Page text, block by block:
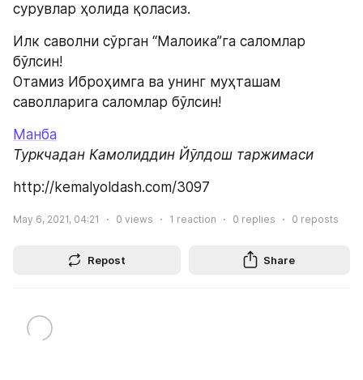
сурувлар ҳолида қоласиз.
Илк саволни сўрган “Малоика”га саломлар
бўлсин!
Отамиз Иброҳимга ва унинг муҳташам
саволларига саломлар бўлсин!
Манба
Туркчадан Камолиддин Йўлдош таржимаси
http://kemalyoldash.com/3097
May 6, 2021, 04:21 0 views 1 reaction 0 replies 0 reposts
Repost Share